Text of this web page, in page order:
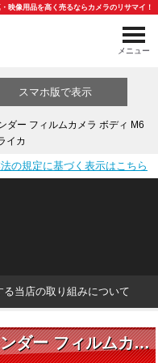
映像用品を高く売るならカメラのリサマイ！
メニュー
スマホ版で表示
ダー フィルムカメラ ボディ M6
イカ
の規定に基づく表示はこちら
る当店の取り組みについて
LEICA レンジファインダー フィルムカメラ ボディ M6 TTL 0.85 /レンズ ELMAR-M 50mm F2.8 E39 ライカ